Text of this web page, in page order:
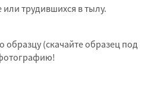
трудившихся в тылу.
образцу (скачайте образец под